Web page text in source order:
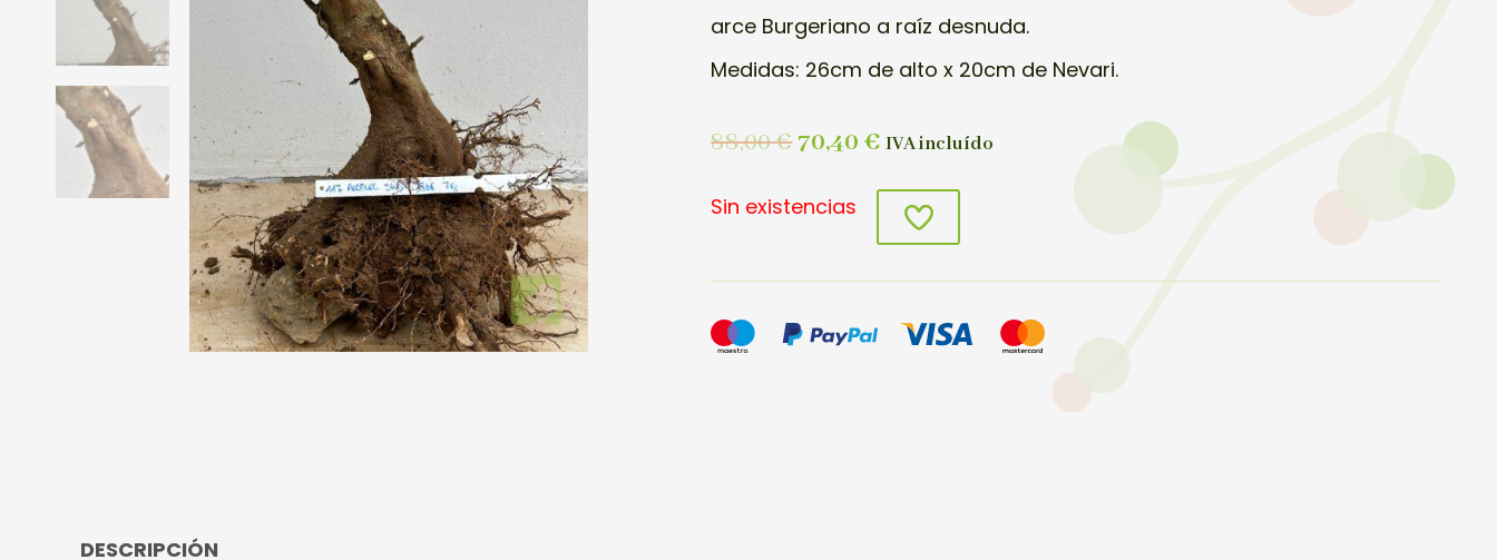
arce Burgeriano a raíz desnuda.
Medidas: 26cm de alto x 20cm de Nevari.
88,00€70,40€ IVA incluído
Sin existencias
DESCRIPCIÓN